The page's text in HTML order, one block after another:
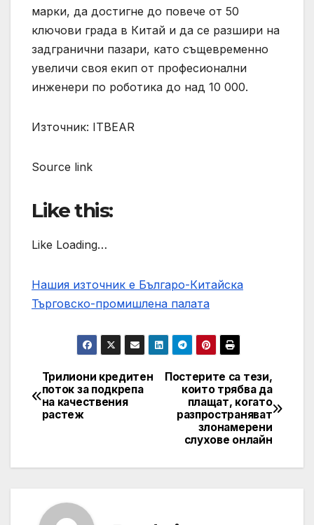
марки, да достигне до повече от 50
ключови града в Китай и да се разшири на
задгранични пазари, като същевременно
увеличи своя екип от професионални
инженери по роботика до над 10 000.
Източник: ITBEAR
Source link
Like this:
Like Loading…
Нашия източник е Българо-Китайска
Търговско-промишлена палaта
Post
navigation
Постерите са тези,
които трябва да
плащат, когато
разпространяват
злонамерени
слухове онлайн
Трилиони кредитен
поток за подкрепа
на качествения
растеж